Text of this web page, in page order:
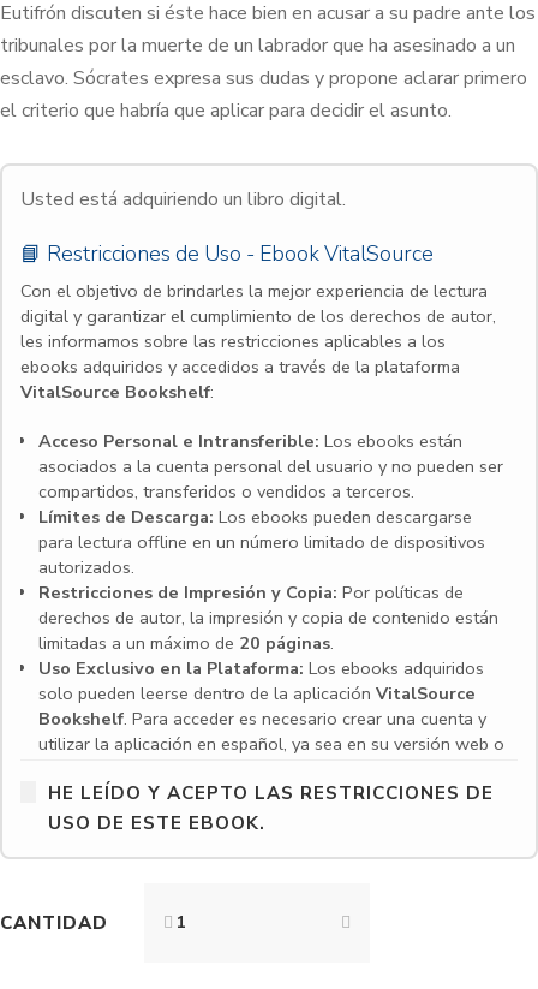
Eutifrón discuten si éste hace bien en acusar a su padre ante los
tribunales por la muerte de un labrador que ha asesinado a un
esclavo. Sócrates expresa sus dudas y propone aclarar primero
el criterio que habría que aplicar para decidir el asunto.
Usted está adquiriendo un libro digital.
📘 Restricciones de Uso - Ebook VitalSource
Con el objetivo de brindarles la mejor experiencia de lectura
digital y garantizar el cumplimiento de los derechos de autor,
les informamos sobre las restricciones aplicables a los
ebooks adquiridos y accedidos a través de la plataforma
VitalSource Bookshelf:
Acceso Personal e Intransferible: Los ebooks están
asociados a la cuenta personal del usuario y no pueden ser
compartidos, transferidos o vendidos a terceros.
Límites de Descarga: Los ebooks pueden descargarse
para lectura offline en un número limitado de dispositivos
autorizados.
Restricciones de Impresión y Copia: Por políticas de
derechos de autor, la impresión y copia de contenido están
limitadas a un máximo de 20 páginas.
Uso Exclusivo en la Plataforma: Los ebooks adquiridos
solo pueden leerse dentro de la aplicación VitalSource
Bookshelf. Para acceder es necesario crear una cuenta y
utilizar la aplicación en español, ya sea en su versión web o
Compatibilidad de dispositivos:VitalSource Bookshelf es
compatible con una amplia gama de dispositivos,
Windows:
Requiere Windows 10 (64 bits) versión
HE LEÍDO Y ACEPTO LAS RESTRICCIONES DE
USO DE ESTE EBOOK.
CANTIDAD